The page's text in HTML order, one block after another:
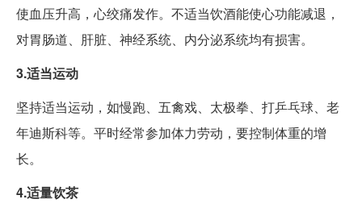
使血压升高，心绞痛发作。不适当饮酒能使心功能减退，
对胃肠道、肝脏、神经系统、内分泌系统均有损害。
3.适当运动
坚持适当运动，如慢跑、五禽戏、太极拳、打乒乓球、老
年迪斯科等。平时经常参加体力劳动，要控制体重的增
长。
4.适量饮茶